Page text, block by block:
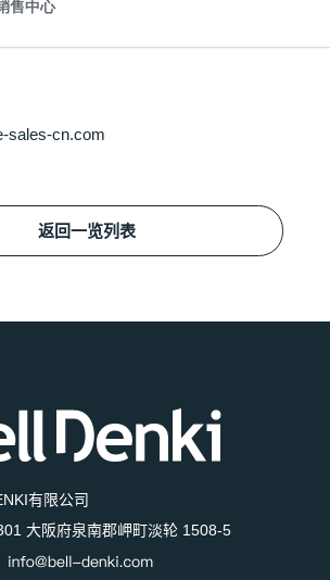
sales-cn.com
返回一览列表
有限公司
大阪府泉南郡岬町淡轮 1508-5